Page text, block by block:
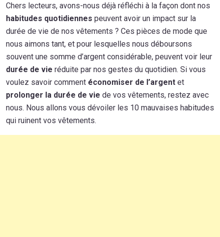
Chers lecteurs, avons-nous déjà réfléchi à la façon dont nos
habitudes quotidiennes peuvent avoir un impact sur la
durée de vie de nos vêtements ? Ces pièces de mode que
nous aimons tant, et pour lesquelles nous déboursons
souvent une somme d’argent considérable, peuvent voir leur
durée de vie réduite par nos gestes du quotidien. Si vous
voulez savoir comment économiser de l’argent et
prolonger la durée de vie de vos vêtements, restez avec
nous. Nous allons vous dévoiler les 10 mauvaises habitudes
qui ruinent vos vêtements.